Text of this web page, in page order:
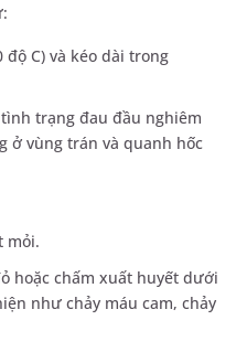
độ C) và kéo dài trong
trạng đau đầu nghiêm
ở vùng trán và quanh hốc
mỏi.
hoặc chấm xuất huyết dưới
như chảy máu cam, chảy